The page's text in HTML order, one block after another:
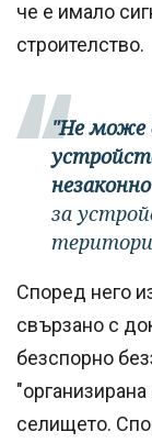
че е имало
строителство.
"Не може
за
Според него
свързано с
безспорно
селището.